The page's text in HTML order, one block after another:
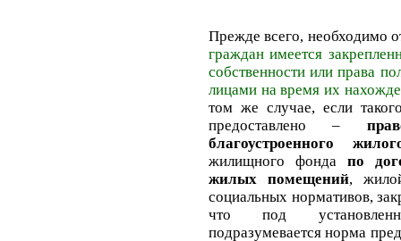
Прежде всего, необходимо
граждан имеется
собственности или права
лицами на время их
том же случае, если
предоставлено –
благоустроенного
жилищного фондапо
жилых помещений,
социальных нормативов,
что под
подразумевается норма